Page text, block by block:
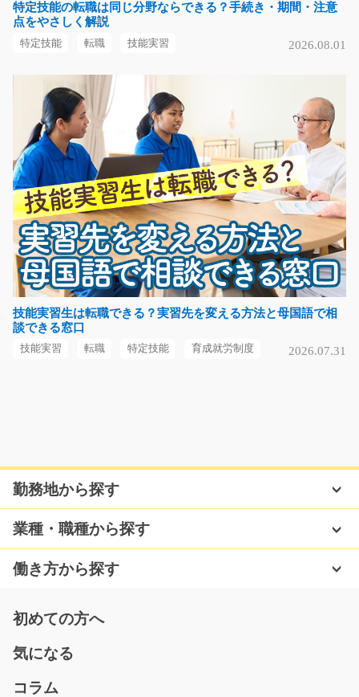
伝票整理や入力などの事務のお仕事/y02_01002
急募！！未経験の方もＯＫ！伝票の発行やデータの入力
作業などの事務のお…
長期（3ヶ月以上）
時給1200円
群馬県太田市
気になる
自動車のドア部品のスポンジ貼り/y08_00101
急募
出来上がった自動車部品にスポンジを貼りつけていくだ
け！！初めての方で…
長期（3ヶ月以上）
カンタン 製品の出荷準備・PC入力業務/t01_006
58
【★高時給★未経験の方でも稼げる♪♪】製品のバーコー
ドを読み取ったり、出…
長期（3ヶ月以上）
時給1400円
特定技能の転職は同じ分野ならできる？手続き・期間・注意
点をやさしく解説
特定技能 転職 技能実習 2026.08.01
技能実習生は転職できる？実習先を変える方法と母国語で相
談できる窓口
技能実習 転職 特定技能 育成就労制度 2026.07.31
勤務地から探す
業種・職種から探す
働き方から探す
初めての方へ
気になる
コラム